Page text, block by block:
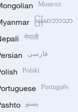
Монгол
မြန်မာဘာသာ
नेपाली
فارسی
Polski
Português
پښتو